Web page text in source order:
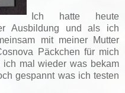
Ich hatte heute
Ausbildung und als ich
mit meiner Mutter
Päckchen für mich
ich mal wieder was bekam
gespannt was ich testen